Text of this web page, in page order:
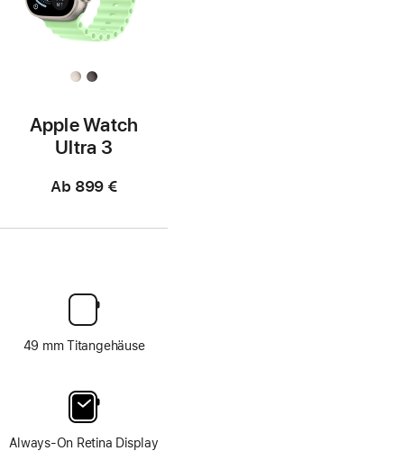
Apple Watch
Ultra 3
Ab 899 €
49 mm Titangehäuse
Always-On Retina Display